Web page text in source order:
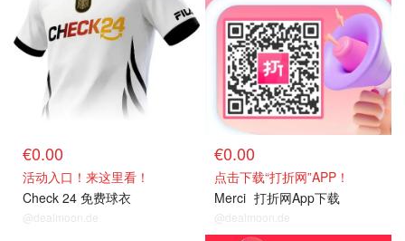
€0.00
活动入口！来这里看！
Check 24 免费球衣
@dealmoon.de
€0.00
点击下载“打折网”APP！
Merci 打折网App下载
@dealmoon.de